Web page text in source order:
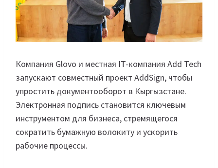
Компания Glovo и местная IT-компания Add Tech
запускают совместный проект AddSign, чтобы
упростить документооборот в Кыргызстане.
Электронная подпись становится ключевым
инструментом для бизнеса, стремящегося
сократить бумажную волокиту и ускорить
рабочие процессы.